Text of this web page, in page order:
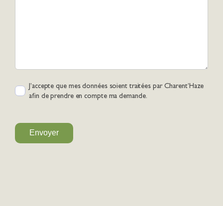
J’accepte que mes données soient traitées par Charent’Haze
afin de prendre en compte ma demande.